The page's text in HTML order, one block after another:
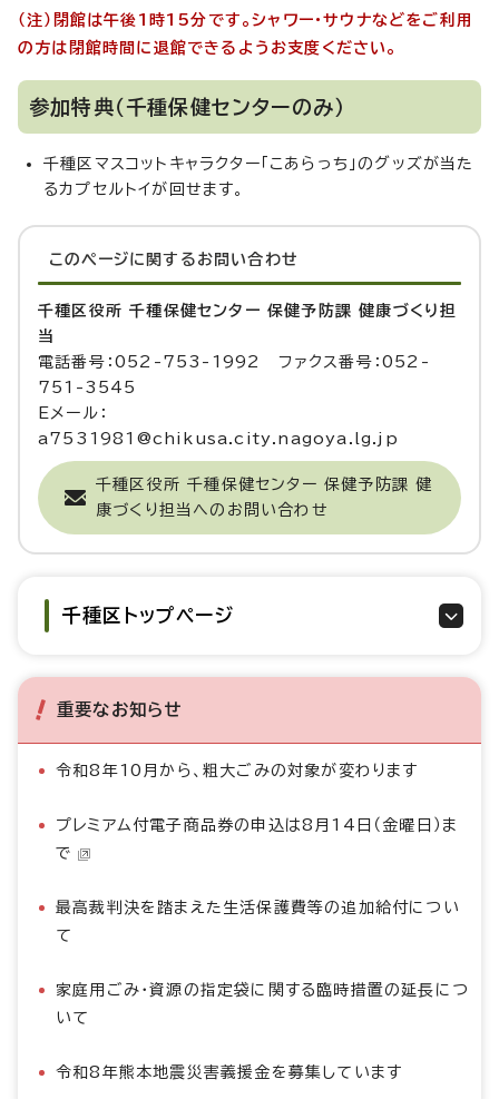
（注）閉館は午後1時15分です。シャワー・サウナなどをご利用
の方は閉館時間に退館できるようお支度ください。
参加特典（千種保健センターのみ）
千種区マスコットキャラクター「こあらっち」のグッズが当た
るカプセルトイが回せます。
このページに関する お問い合わせ
千種区役所 千種保健センター 保健予防課 健康づくり担
当
電話番号：052-753-1992 ファクス番号：052-
751-3545
Eメール：
a7531981@chikusa.city.nagoya.lg.jp
千種区役所 千種保健センター 保健予防課 健
康づくり担当へのお問い合わせ
千種区トップページ
重要なお知らせ
令和8年10月から、粗大ごみの対象が変わります
プレミアム付電子商品券の申込は8月14日（金曜日）ま
で
最高裁判決を踏まえた生活保護費等の追加給付につい
て
家庭用ごみ・資源の指定袋に関する臨時措置の延長につ
いて
令和8年熊本地震災害義援金を募集しています